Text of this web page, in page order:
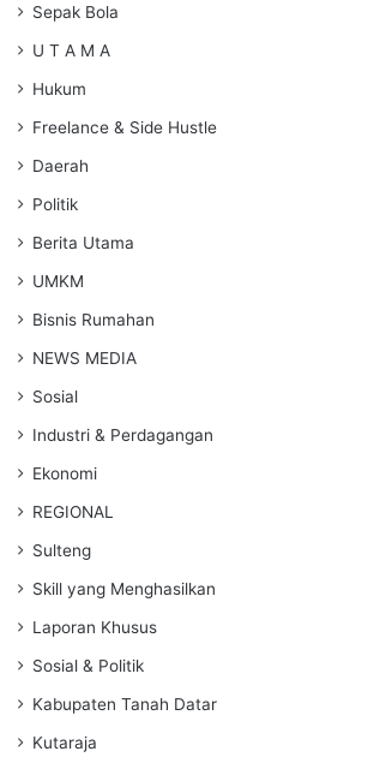
Sepak Bola
U T A M A
Hukum
Freelance & Side Hustle
Daerah
Politik
Berita Utama
UMKM
Bisnis Rumahan
NEWS MEDIA
Sosial
Industri & Perdagangan
Ekonomi
REGIONAL
Sulteng
Skill yang Menghasilkan
Laporan Khusus
Sosial & Politik
Kabupaten Tanah Datar
Kutaraja